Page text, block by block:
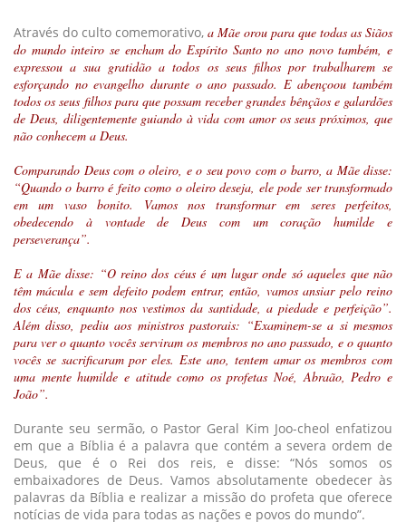
Através do culto comemorativo, a Mãe orou para que todas as Siãos
do mundo inteiro se encham do Espírito Santo no ano novo também, e
expressou a sua gratidão a todos os seus filhos por trabalharem se
esforçando no evangelho durante o ano passado. E abençoou também
todos os seus filhos para que possam receber grandes bênçãos e galardões
de Deus, diligentemente guiando à vida com amor os seus próximos, que
não conhecem a Deus.
Comparando Deus com o oleiro, e o seu povo com o barro, a Mãe disse:
“Quando o barro é feito como o oleiro deseja, ele pode ser transformado
em um vaso bonito. Vamos nos transformar em seres perfeitos,
obedecendo à vontade de Deus com um coração humilde e
perseverança”.
E a Mãe disse: “O reino dos céus é um lugar onde só aqueles que não
têm mácula e sem defeito podem entrar, então, vamos ansiar pelo reino
dos céus, enquanto nos vestimos da santidade, a piedade e perfeição”.
Além disso, pediu aos ministros pastorais: “Examinem-se a si mesmos
para ver o quanto vocês serviram os membros no ano passado, e o quanto
vocês se sacrificaram por eles. Este ano, tentem amar os membros com
uma mente humilde e atitude como os profetas Noé, Abraão, Pedro e
João”.
Durante seu sermão, o Pastor Geral Kim Joo-cheol enfatizou
em que a Bíblia é a palavra que contém a severa ordem de
Deus, que é o Rei dos reis, e disse: “Nós somos os
embaixadores de Deus. Vamos absolutamente obedecer às
palavras da Bíblia e realizar a missão do profeta que oferece
notícias de vida para todas as nações e povos do mundo”.